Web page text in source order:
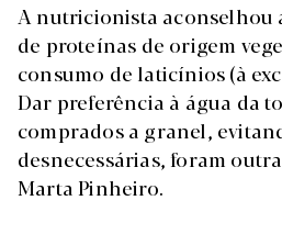
A nutricionista aconselhou
de proteínas de origem
consumo de laticínios (à
Dar preferência à água da
comprados a granel,
desnecessárias, foram
Marta Pinheiro.